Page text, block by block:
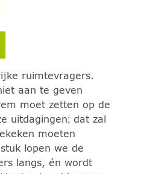
ruimtevragers.
aan te geven
moet zetten op de
uitdagingen; dat zal
moeten
lopen we de
langs, én wordt